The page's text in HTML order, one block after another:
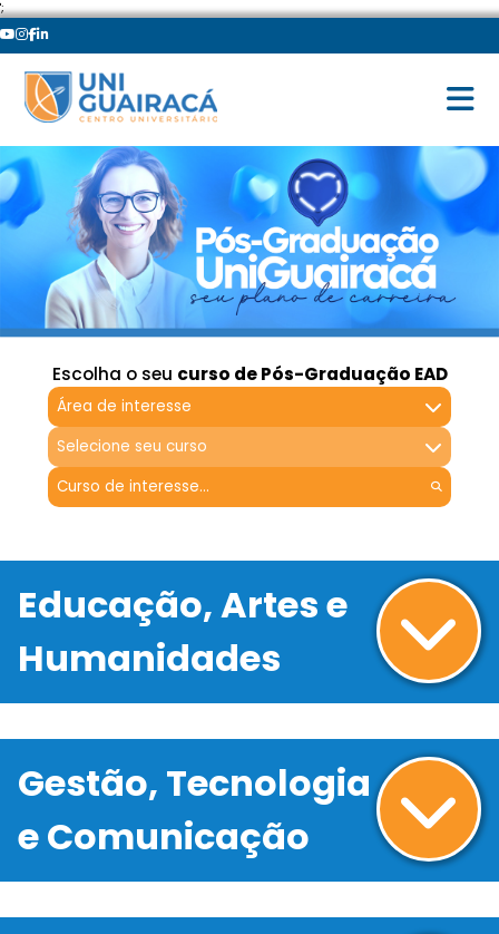
';
Escolha o seu curso de Pós-Graduação EAD
Área de interesse
Selecione seu curso
Educação, Artes e
Humanidades
Gestão, Tecnologia
e Comunicação